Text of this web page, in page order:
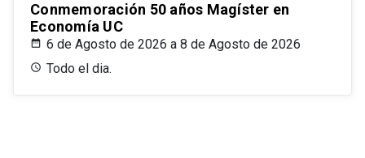
Conmemoración 50 años Magíster en
Economía UC
6 de Agosto de 2026 a 8 de Agosto de 2026
Todo el dia.